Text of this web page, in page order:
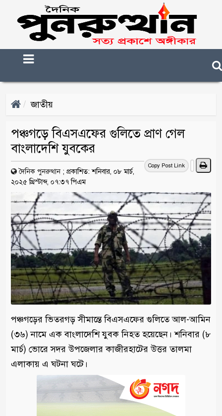
জাতীয়
পঞ্চগড়ে বিএসএফের গুলিতে প্রাণ গেল
বাংলাদেশি যুবকের
Copy Post Link
দৈনিক পুনরুত্থান ; প্রকাশিত: শনিবার, ০৮ মার্চ,
২০২৫ খ্রিস্টাব্দ, ০৭:৩৭ পিএম
পঞ্চগড়ের ভিতরগড় সীমান্তে বিএসএফের গুলিতে আল-আমিন
(৩৬) নামে এক বাংলাদেশি যুবক নিহত হয়েছেন। শনিবার (৮
মার্চ) ভোরে সদর উপজেলার কাজীরহাটের উত্তর তালমা
এলাকায় এ ঘটনা ঘটে।